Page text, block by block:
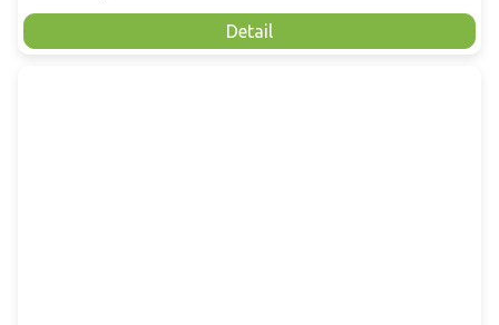
Detail